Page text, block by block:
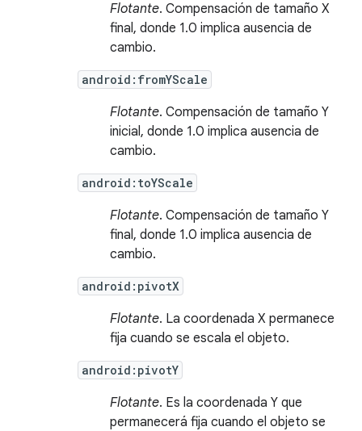
Flotante. Compensación de tamaño X
final, donde 1.0 implica ausencia de
cambio.
android:fromYScale
Flotante. Compensación de tamaño Y
inicial, donde 1.0 implica ausencia de
cambio.
android:toYScale
Flotante. Compensación de tamaño Y
final, donde 1.0 implica ausencia de
cambio.
android:pivotX
Flotante. La coordenada X permanece
fija cuando se escala el objeto.
android:pivotY
Flotante. Es la coordenada Y que
permanecerá fija cuando el objeto se